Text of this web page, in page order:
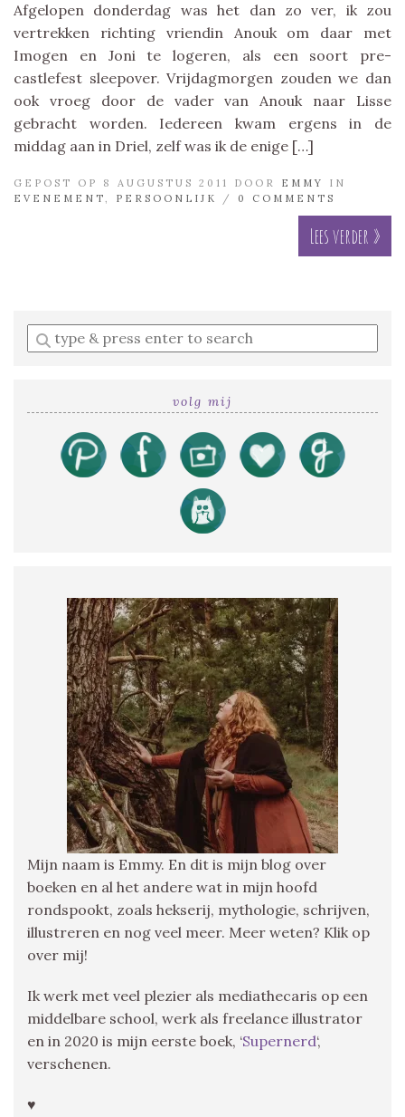
Afgelopen donderdag was het dan zo ver, ik zou
vertrekken richting vriendin Anouk om daar met
Imogen en Joni te logeren, als een soort pre-
castlefest sleepover. Vrijdagmorgen zouden we dan
ook vroeg door de vader van Anouk naar Lisse
gebracht worden. Iedereen kwam ergens in de
middag aan in Driel, zelf was ik de enige […]
GEPOST OP 8 AUGUSTUS 2011 DOOR EMMY
IN
EVENEMENT, PERSOONLIJK / 0 COMMENTS
Lees verder »
Enter
a
volg mij
Mijn naam is Emmy. En dit is mijn blog over
boeken en al het andere wat in mijn hoofd
rondspookt, zoals hekserij, mythologie, schrijven,
illustreren en nog veel meer. Meer weten? Klik op
over mij!
Ik werk met veel plezier als mediathecaris op een
middelbare school, werk als freelance illustrator
en in 2020 is mijn eerste boek, ‘Supernerd‘,
verschenen.
♥